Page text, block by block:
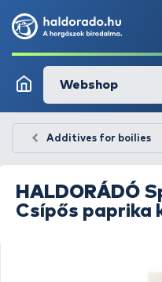
Webshop
Additives for boilies
HALDORÁDÓ
Csípős paprika